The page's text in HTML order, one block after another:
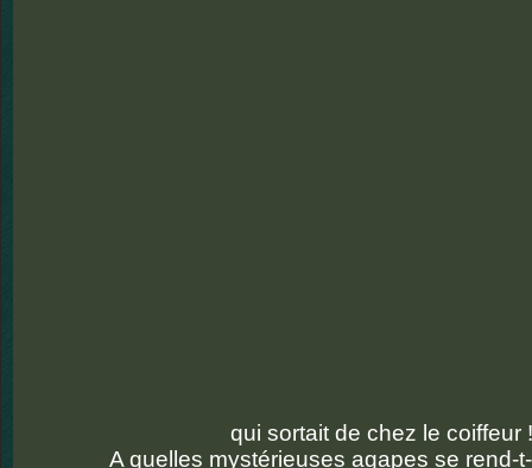
qui sortait de chez le coiffeur !
A quelles mystérieuses agapes se rend-